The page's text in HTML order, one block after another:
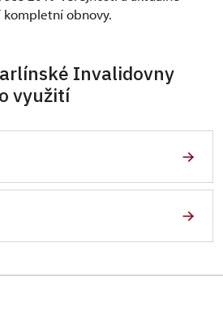
kompletní obnovy.
Invalidovny
využití